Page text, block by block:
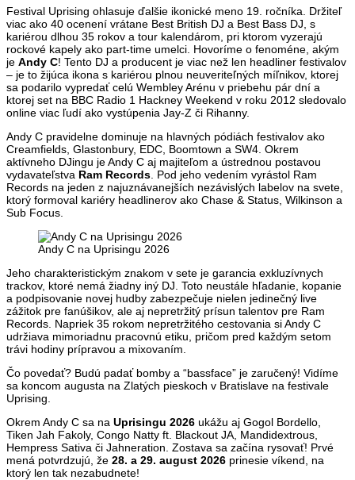
Festival Uprising ohlasuje ďalšie ikonické meno 19. ročníka. Držiteľ
viac ako 40 ocenení vrátane Best British DJ a Best Bass DJ, s
kariérou dlhou 35 rokov a tour kalendárom, pri ktorom vyzerajú
rockové kapely ako part-time umelci. Hovoríme o fenoméne, akým
je Andy C! Tento DJ a producent je viac než len headliner festivalov
– je to žijúca ikona s kariérou plnou neuveriteľných míľnikov, ktorej
sa podarilo vypredať celú Wembley Arénu v priebehu pár dní a
ktorej set na BBC Radio 1 Hackney Weekend v roku 2012 sledovalo
online viac ľudí ako vystúpenia Jay-Z či Rihanny.
Andy C pravidelne dominuje na hlavných pódiách festivalov ako
Creamfields, Glastonbury, EDC, Boomtown a SW4. Okrem
aktívneho DJingu je Andy C aj majiteľom a ústrednou postavou
vydavateľstva Ram Records . Pod jeho vedením vyrástol Ram
Records na jeden z najuznávanejších nezávislých labelov na svete,
ktorý formoval kariéry headlinerov ako Chase & Status, Wilkinson a
Sub Focus.
Andy C na Uprisingu 2026
Jeho charakteristickým znakom v sete je garancia exkluzívnych
trackov, ktoré nemá žiadny iný DJ. Toto neustále hľadanie, kopanie
a podpisovanie novej hudby zabezpečuje nielen jedinečný live
zážitok pre fanúšikov, ale aj nepretržitý prísun talentov pre Ram
Records. Napriek 35 rokom nepretržitého cestovania si Andy C
udržiava mimoriadnu pracovnú etiku, pričom pred každým setom
trávi hodiny prípravou a mixovaním.
Čo povedať? Budú padať bomby a “bassface” je zaručený! Vidíme
sa koncom augusta na Zlatých pieskoch v Bratislave na festivale
Uprising.
Okrem Andy C sa na Uprisingu 2026 ukážu aj Gogol Bordello,
Tiken Jah Fakoly, Congo Natty ft. Blackout JA, Mandidextrous,
Hempress Sativa či Jahneration. Zostava sa začína rysovať! Prvé
mená potvrdzujú, že 28. a 29. august 2026 prinesie víkend, na
ktorý len tak nezabudnete!